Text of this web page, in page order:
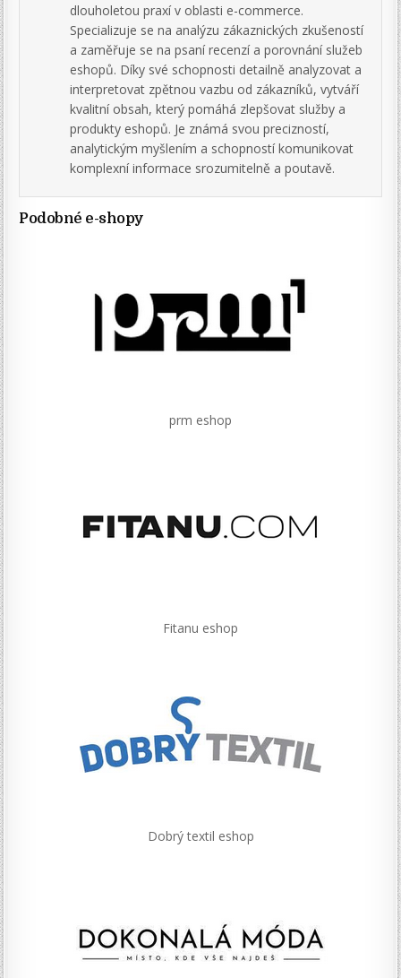
dlouholetou praxí v oblasti e-commerce.
Specializuje se na analýzu zákaznických zkušeností
a zaměřuje se na psaní recenzí a porovnání služeb
eshopů. Díky své schopnosti detailně analyzovat a
interpretovat zpětnou vazbu od zákazníků, vytváří
kvalitní obsah, který pomáhá zlepšovat služby a
produkty eshopů. Je známá svou precizností,
analytickým myšlením a schopností komunikovat
komplexní informace srozumitelně a poutavě.
Podobné e-shopy
prm eshop
Fitanu eshop
Dobrý textil eshop